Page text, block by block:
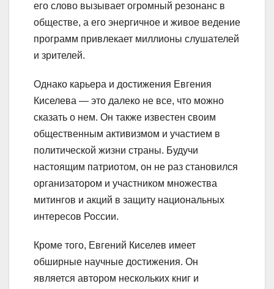
его слово вызывает огромный резонанс в
обществе, а его энергичное и живое ведение
программ привлекает миллионы слушателей
и зрителей.
Однако карьера и достижения Евгения
Киселева — это далеко не все, что можно
сказать о нем. Он также известен своим
общественным активизмом и участием в
политической жизни страны. Будучи
настоящим патриотом, он не раз становился
организатором и участником множества
митингов и акций в защиту национальных
интересов России.
Кроме того, Евгений Киселев имеет
обширные научные достижения. Он
является автором нескольких книг и